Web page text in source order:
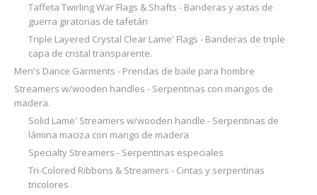
Taffeta Twirling War Flags & Shafts - Banderas y astas de
guerra giratorias de tafetán
Triple Layered Crystal Clear Lame' Flags - Banderas de triple
capa de cristal transparente.
Men's Dance Garments - Prendas de baile para hombre
Streamers w/wooden handles - Serpentinas con mangos de
madera.
Solid Lame' Streamers w/wooden handle - Serpentinas de
lámina maciza con mango de madera
Specialty Streamers - Serpentinas especiales
Tri-Colored Ribbons & Streamers - Cintas y serpentinas
tricolores